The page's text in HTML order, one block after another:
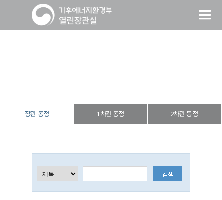
장관 동정 1차관 동정 2차관 동정